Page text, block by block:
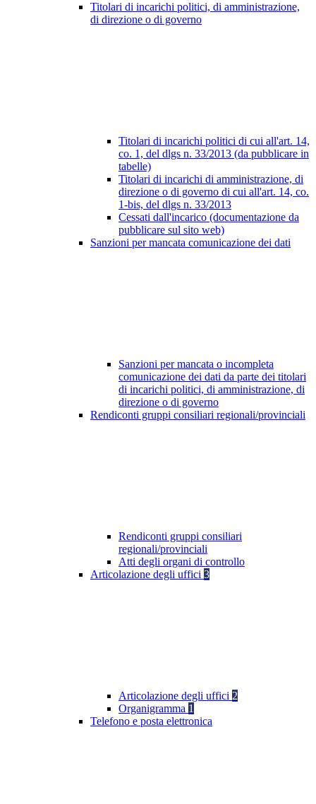
Titolari di incarichi politici, di amministrazione,
di direzione o di governo
Titolari di incarichi politici di cui all'art. 14,
co. 1, del dlgs n. 33/2013 (da pubblicare in
tabelle)
Titolari di incarichi di amministrazione, di
direzione o di governo di cui all'art. 14, co.
1-bis, del dlgs n. 33/2013
Cessati dall'incarico (documentazione da
pubblicare sul sito web)
Sanzioni per mancata comunicazione dei dati
Sanzioni per mancata o incompleta
comunicazione dei dati da parte dei titolari
di incarichi politici, di amministrazione, di
direzione o di governo
Rendiconti gruppi consiliari regionali/provinciali
Rendiconti gruppi consiliari
regionali/provinciali
Atti degli organi di controllo
Articolazione degli uffici 3
Articolazione degli uffici 2
Organigramma 1
Telefono e posta elettronica